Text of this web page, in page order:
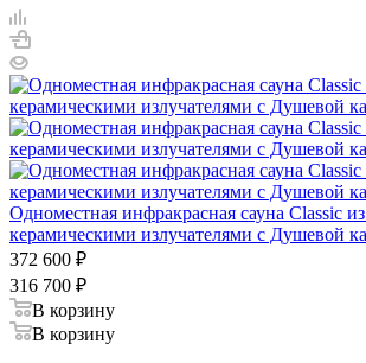
Одноместная инфракрасная сауна Classic
керамическими излучателями с Душевой
372 600 ₽
316 700 ₽
В корзину
В корзину